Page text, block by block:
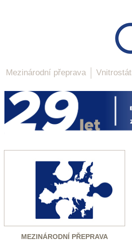
Mezinárodní přeprava
MEZINÁRODNÍ PŘEPRAVA